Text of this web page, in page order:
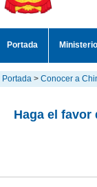
Portada Ministerio
Portada > Conocer a
Haga el favor